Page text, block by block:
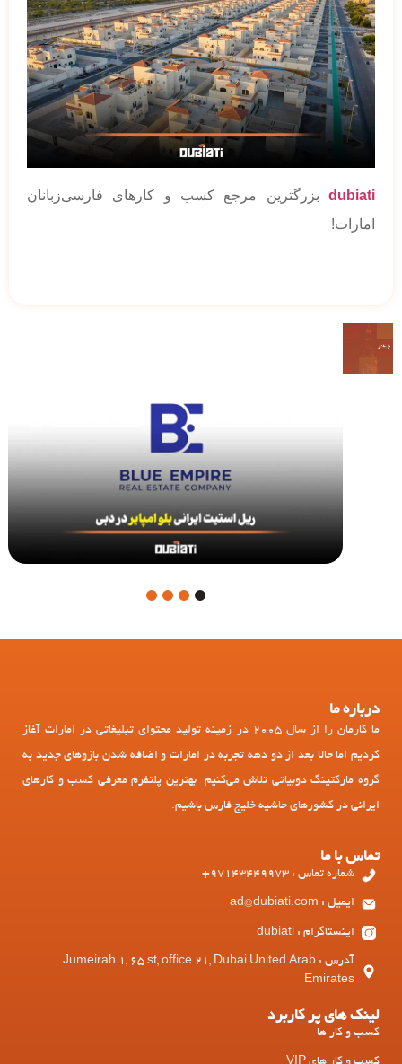
dubiati بزرگترین مرجع کسب و کارهای فارسی‌زبانان
امارات!
1
درباره ما
ما کارمان را از سال 2005 در زمینه تولید محتوای تبلیغاتی در امارات آغاز
کردیم اما حالا بعد از دو دهه تجربه در امارات و اضافه شدن بازوهای جدید به
گروه مارکتینگ دوبیاتی تلاش می‌کنیم بهترین پلتفرم معرفی کسب و کارهای
ایرانی در کشورهای حاشیه خلیج فارس باشیم.
تماس با ما
شماره تماس : 97143449973+
ایمیل : ad@dubiati.com
اینستاگرام : dubiati
آدرس : Jumeirah 1, 65 st, office 21, Dubai United Arab
Emirates
لینک های پر کاربرد
کسب و کار ها